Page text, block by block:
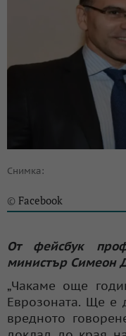
Снимка:
© Facebook
От фейсбук
министър Симеон
„Чакаме още
Еврозоната. Ще
вредното